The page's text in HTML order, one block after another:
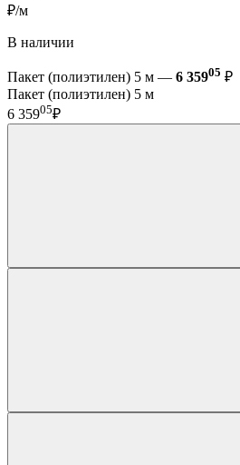
₽/м
В наличии
Пакет (полиэтилен) 5 м — 6 35905 ₽
Пакет (полиэтилен) 5 м
6 35905₽